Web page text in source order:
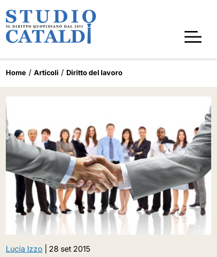
Home Articoli Diritto del lavoro
Lucia Izzo 28 set 2015